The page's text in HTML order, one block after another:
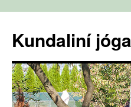
obsahu
webu
Kundaliní